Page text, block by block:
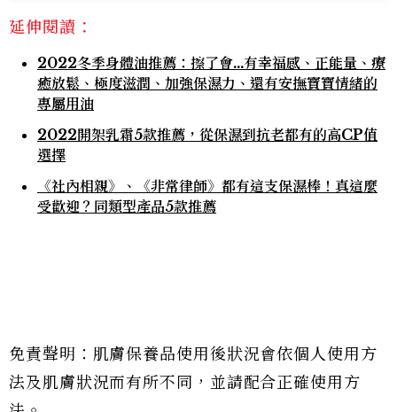
延伸閱讀：
2022冬季身體油推薦：擦了會…有幸福感、正能量、療
癒放鬆、極度滋潤、加強保濕力、還有安撫寶寶情緒的
專屬用油
2022開架乳霜5款推薦，從保濕到抗老都有的高CP值
選擇
《社內相親》、《非常律師》都有這支保濕棒！真這麼
受歡迎？同類型產品5款推薦
免責聲明：肌膚保養品使用後狀況會依個人使用方
法及肌膚狀況而有所不同，並請配合正確使用方